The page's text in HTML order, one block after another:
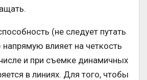
(не следует путать
влияет на четкость
и при съемке динамичных
в линиях. Для того, чтобы